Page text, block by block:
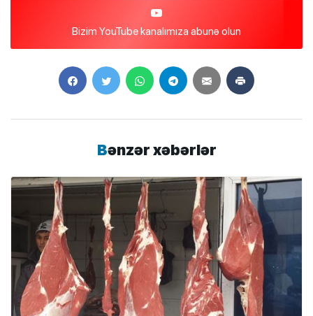
Bizim YouTube kanalımıza abunə olun
Bənzər xəbərlər